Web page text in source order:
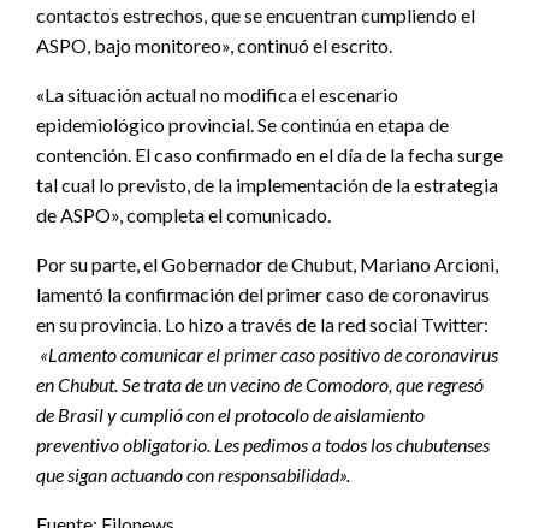
contactos estrechos, que se encuentran cumpliendo el
ASPO, bajo monitoreo», continuó el escrito.
«La situación actual no modifica el escenario
epidemiológico provincial. Se continúa en etapa de
contención. El caso confirmado en el día de la fecha surge
tal cual lo previsto, de la implementación de la estrategia
de ASPO», completa el comunicado.
Por su parte, el Gobernador de Chubut, Mariano Arcioni,
lamentó la confirmación del primer caso de coronavirus
en su provincia. Lo hizo a través de la red social Twitter:
«Lamento comunicar el primer caso positivo de coronavirus
en Chubut. Se trata de un vecino de Comodoro, que regresó
de Brasil y cumplió con el protocolo de aislamiento
preventivo obligatorio. Les pedimos a todos los chubutenses
que sigan actuando con responsabilidad».